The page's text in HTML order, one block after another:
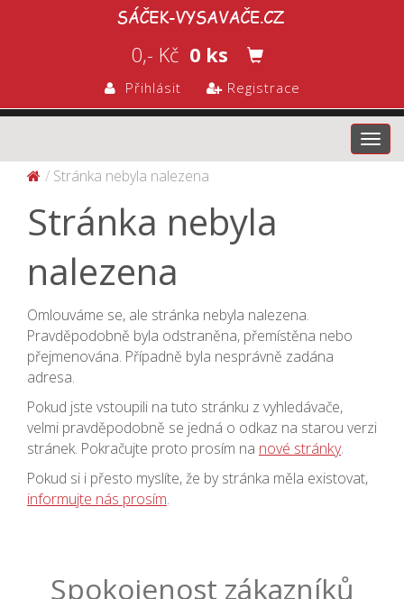
0,- Kč 0 ks
Přihlásit Registrace
Stránka nebyla nalezena
Stránka nebyla
nalezena
Omlouváme se, ale stránka nebyla nalezena.
Pravděpodobně byla odstraněna, přemístěna nebo
přejmenována. Případně byla nesprávně zadána
adresa.
Pokud jste vstoupili na tuto stránku z vyhledávače,
velmi pravděpodobně se jedná o odkaz na starou verzi
stránek. Pokračujte proto prosím na nové stránky.
Pokud si i přesto myslíte, že by stránka měla existovat,
informujte nás prosím.
Spokojenost zákazníků